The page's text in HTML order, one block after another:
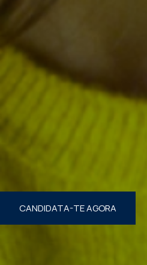
CANDIDATA-TE AGORA